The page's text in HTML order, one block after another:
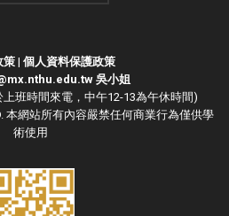
策| 個人資料保護政策
吳小姐
班時間來電，中午12-13為午休時間)
本網站所有內容嚴禁任何商業行為僅供學
術使用